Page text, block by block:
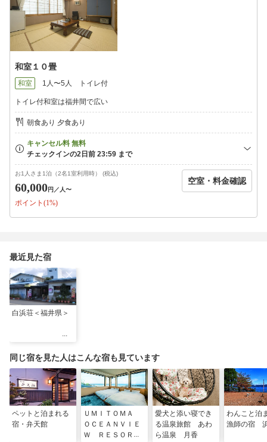
※当館の越前ガニは全て活ガニです。
○越前がにのフルコース「カニ刺し・焼きガニ・カニ雑炊」
○刺身舟盛
○自家製茶碗蒸し
○つけ物
○デザート
※ご夕食は個室出しです。
（満室の際は大広間にてお食事をお願いする場合がございま
す。予めご了承願います。）
朝食は大広間で各テーブルごとにお願いします。
※カニが苦手な場合には牛ステーキもしくはアワビに変更可能
ですので、
その旨ご予約の際にお申し付けください。
※お子様のお食事についてはお電話にてご相談ください。
☆☆お子様連れのお客様☆☆
11月中旬頃まで、無料でみかんの収穫体験できます♪
こと当館名物女将が各お部屋をまわりカニの早剥き実演をさせて
頂きます。（やむを得ずお伺い出来ない場合は代わりに二代目が
お伺いいたします）当代きってのカニ剥き達人、みっちゃんの妙
技と楽しいトークをぜひ生でご体感ください♪
※ペット用プランとは入り口から別ですので、ペットが苦手な方
でもどうぞご安心ください。
和室１０畳
和室 1人〜5人 トイレ付
トイレ付和室は福井間で広い
朝食あり 夕食あり
お1人さま1泊（2名1室利用時） (税込)
60,000円 ／人〜
ポイント(1%)
空室・料金確認
最近見た宿
白浜荘＜福井県＞
同じ宿を見た人はこんな宿も見ています
ペットと泊まれる
宿・弁天館
ＵＭＩＴＯＭＡ
ＯＣＥＡＮＶＩＥ
Ｗ ＲＥＳＯＲ
愛犬と添い寝でき
る温泉旅館 あわ
ら温泉 月香
わんこと泊
漁師の宿